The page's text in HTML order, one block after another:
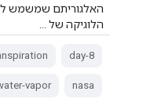
הלוגיקה של …
8-day
nasa
vapor